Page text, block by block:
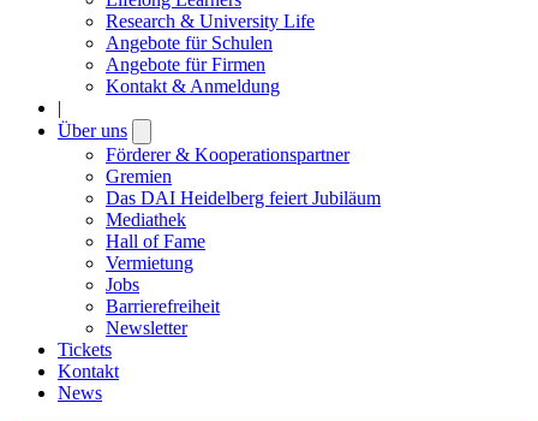
Research & University Life
Angebote für Schulen
Angebote für Firmen
Kontakt & Anmeldung
|
Über uns
submenu
Förderer & Kooperationspartner
Gremien
Das DAI Heidelberg feiert Jubiläum
Mediathek
Hall of Fame
Vermietung
Jobs
Barrierefreiheit
Newsletter
Tickets
Kontakt
News